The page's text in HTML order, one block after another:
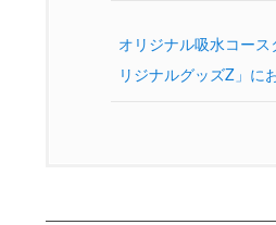
オリジナル吸水コー
リジナルグッズZ」に